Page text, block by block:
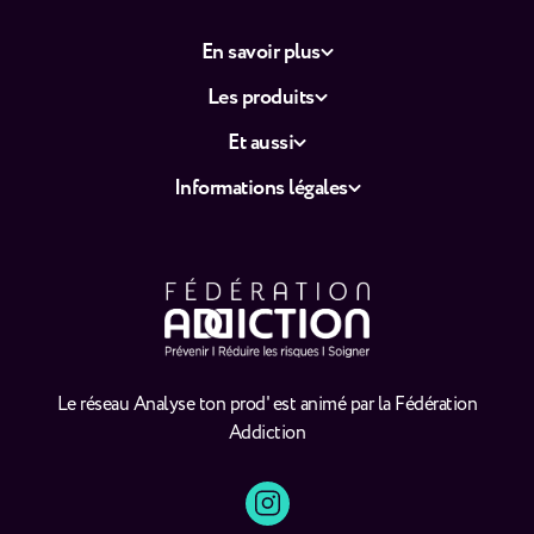
Le réseau Analyse ton prod' est animé par la Fédération
Addiction
En savoir plus
Les produits
Et aussi
Informations légales